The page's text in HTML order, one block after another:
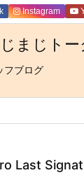
まじトー
フブログ
Instagram
Last